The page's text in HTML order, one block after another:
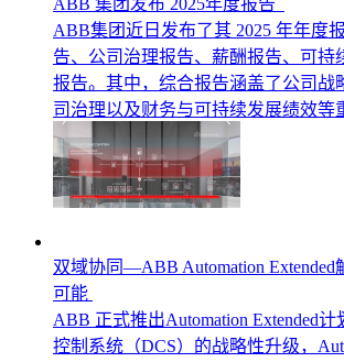
ABB 集团发布 2025年度报告
ABB集团近日发布了其 2025 年年度
告、公司治理报告、薪酬报告、可持
报告。其中，综合报告涵盖了公司战
司治理以及财务与可持续发展绩效等
双域协同—ABB Automation Extended
可能
ABB 正式推出Automation Extended
控制系统（DCS）的战略性升级，